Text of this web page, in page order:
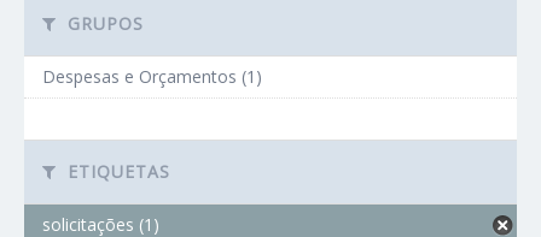
GRUPOS
Despesas e Orçamentos (1)
ETIQUETAS
solicitações (1)